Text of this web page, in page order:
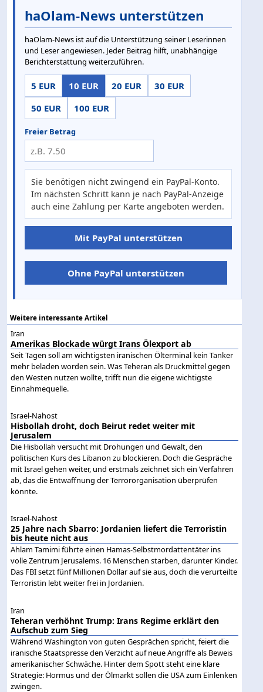
haOlam-News unterstützen
haOlam-News ist auf die Unterstützung seiner Leserinnen
und Leser angewiesen. Jeder Beitrag hilft, unabhängige
Berichterstattung weiterzuführen.
5 EUR 10 EUR 20 EUR
30 EUR
50 EUR
100 EUR
Freier Betrag
Sie benötigen nicht zwingend ein PayPal-Konto.
Im nächsten Schritt kann je nach PayPal-Anzeige
auch eine Zahlung per Karte angeboten werden.
Mit PayPal unterstützen
Ohne PayPal unterstützen
Weitere interessante Artikel
Iran
Amerikas Blockade würgt Irans Ölexport ab
Seit Tagen soll am wichtigsten iranischen Ölterminal kein Tanker
mehr beladen worden sein. Was Teheran als Druckmittel gegen
den Westen nutzen wollte, trifft nun die eigene wichtigste
Einnahmequelle.
Israel-Nahost
Hisbollah droht, doch Beirut redet weiter mit
Jerusalem
Die Hisbollah versucht mit Drohungen und Gewalt, den
politischen Kurs des Libanon zu blockieren. Doch die Gespräche
mit Israel gehen weiter, und erstmals zeichnet sich ein Verfahren
ab, das die Entwaffnung der Terrororganisation überprüfen
könnte.
Israel-Nahost
25 Jahre nach Sbarro: Jordanien liefert die Terroristin
bis heute nicht aus
Ahlam Tamimi führte einen Hamas-Selbstmordattentäter ins
volle Zentrum Jerusalems. 16 Menschen starben, darunter Kinder.
Das FBI setzt fünf Millionen Dollar auf sie aus, doch die verurteilte
Terroristin lebt weiter frei in Jordanien.
Iran
Teheran verhöhnt Trump: Irans Regime erklärt den
Aufschub zum Sieg
Während Washington von guten Gesprächen spricht, feiert die
iranische Staatspresse den Verzicht auf neue Angriffe als Beweis
amerikanischer Schwäche. Hinter dem Spott steht eine klare
Strategie: Hormus und der Ölmarkt sollen die USA zum Einlenken
zwingen.